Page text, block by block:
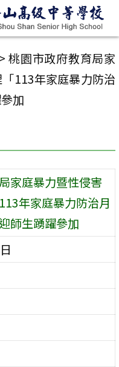
> 桃園市政府教育局家
113年家庭暴力防治
加
家庭暴力暨性侵害
年家庭暴力防治月
師生踴躍參加